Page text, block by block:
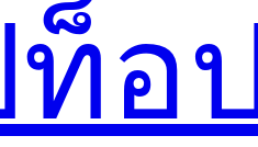
อ